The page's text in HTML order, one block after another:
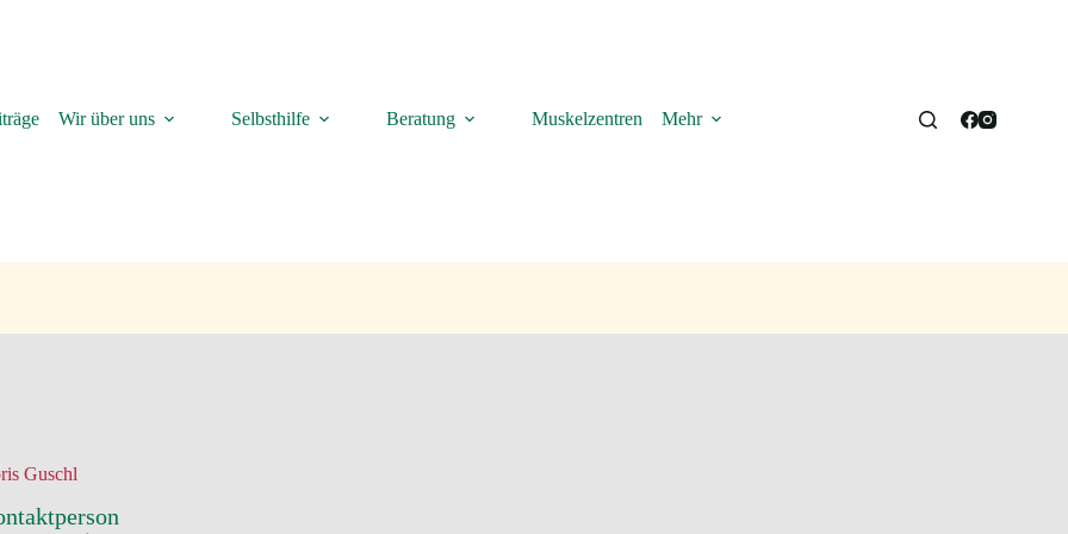
Wir über uns Selbsthilfe Beratung Muskelzentren Mehr
Guschl